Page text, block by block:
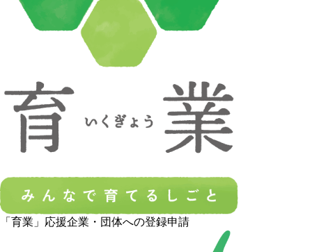
「育業」応援企業・団体への登録申請